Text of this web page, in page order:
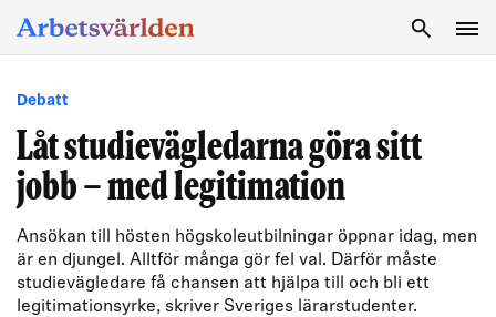
Debatt
Låt studievägledarna göra sitt
jobb – med legitimation
Ansökan till hösten högskoleutbilningar öppnar idag, men
är en djungel. Alltför många gör fel val. Därför måste
studievägledare få chansen att hjälpa till och bli ett
legitimationsyrke, skriver Sveriges lärarstudenter.